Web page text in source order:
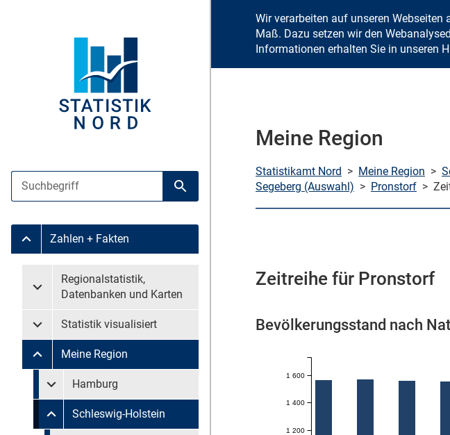
Suche
Suche starten
Untermenü Zahlen + Fakten
Zahlen + Fakten
Untermenü überspringen
Untermenü Regionalstatistik, Datenbanken und Karten
Regionalstatistik,
Datenbanken und Karten
Untermenü Statistik visualisiert
Statistik visualisiert
Untermenü Meine Region
Meine Region
Untermenü überspringen
Untermenü Meine Region Hamburg
Hamburg
Untermenü Meine Region Schleswig-Holstein
Schleswig-Holstein
Wir verarbeiten auf unseren
Maß. Dazu setzen wir den
Informationen erhalten Sie in unseren
Meine Region
Statistikamt Nord > Meine Region >
Segeberg (Auswahl) > Pronstorf >
Zeitreihe für Pronstorf
Bevölkerungsstand nach
1 200
1 400
1 600